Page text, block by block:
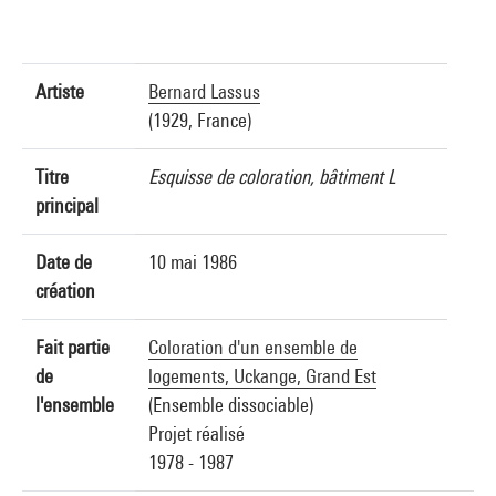
Artiste
Bernard Lassus
(1929, France)
Titre
principal
Esquisse de coloration, bâtiment L
Date de
création
10 mai 1986
Fait partie
de
l'ensemble
Coloration d'un ensemble de
logements, Uckange, Grand Est
(Ensemble dissociable)
Projet réalisé
1978 - 1987